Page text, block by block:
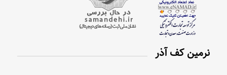
نرمین کف آذر